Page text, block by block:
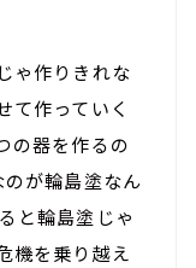
ゃ作りきれな
て作っていく
の器を作るの
が輪島塗なん
と輪島塗じゃ
機を乗り越え